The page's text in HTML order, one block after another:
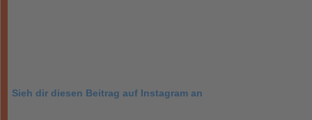
Sieh dir diesen Beitrag auf Instagram an